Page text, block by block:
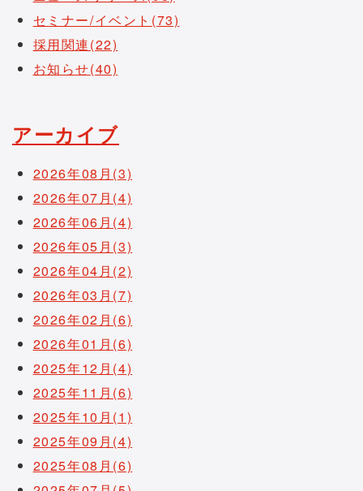
セミナー/イベント(73)
採用関連(22)
お知らせ(40)
アーカイブ
2026年08月(3)
2026年07月(4)
2026年06月(4)
2026年05月(3)
2026年04月(2)
2026年03月(7)
2026年02月(6)
2026年01月(6)
2025年12月(4)
2025年11月(6)
2025年10月(1)
2025年09月(4)
2025年08月(6)